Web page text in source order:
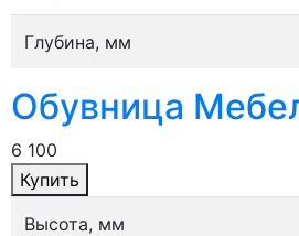
Глубина, мм
Обувница
6 100
Купить
Высота, мм